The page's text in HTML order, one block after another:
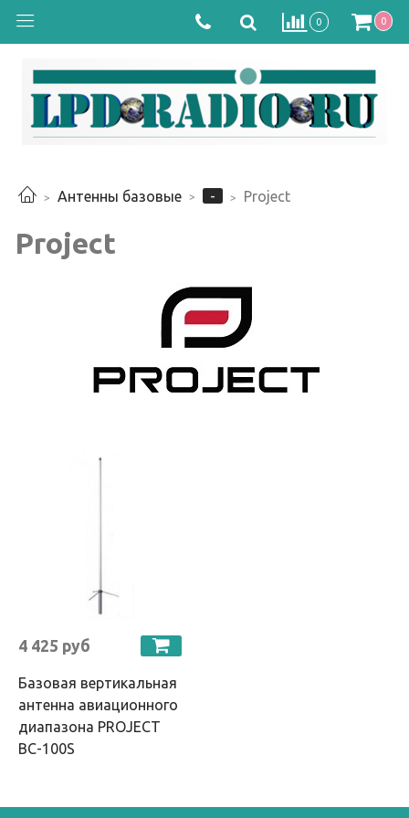
0 0
Антенны базовые - Project
Project
4 425 руб
Базовая вертикальная
антенна авиационного
диапазона PROJECT
BC-100S